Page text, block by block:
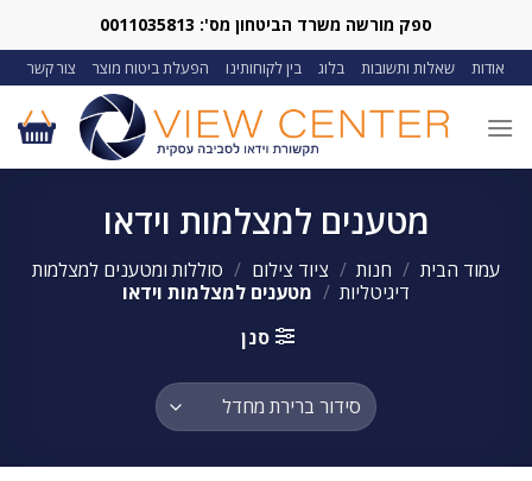
content
ספק מורשה משרד הביטחון מס': 0011035813
אודות שאלות ותשובות בלוג בין לקוחותינו הפעלת ביטוח מוצר צור קשר
מטענים למצלמות וידאו
עמוד הבית / חנות / ציוד צילום / סוללות ומטענים למצלמות
דיגיטליות / מטענים למצלמות וידאו
סנן